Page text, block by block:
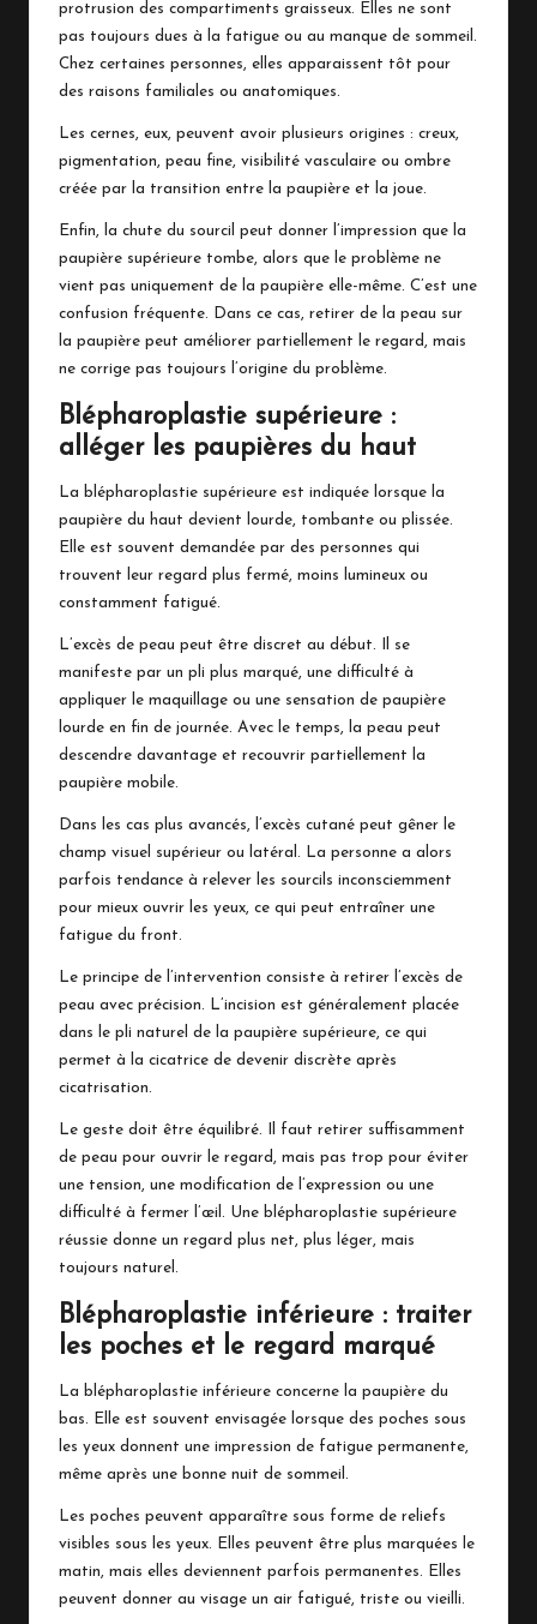
protrusion des compartiments graisseux. Elles ne sont
pas toujours dues à la fatigue ou au manque de sommeil.
Chez certaines personnes, elles apparaissent tôt pour
des raisons familiales ou anatomiques.
Les cernes, eux, peuvent avoir plusieurs origines : creux,
pigmentation, peau fine, visibilité vasculaire ou ombre
créée par la transition entre la paupière et la joue.
Enfin, la chute du sourcil peut donner l’impression que la
paupière supérieure tombe, alors que le problème ne
vient pas uniquement de la paupière elle-même. C’est une
confusion fréquente. Dans ce cas, retirer de la peau sur
la paupière peut améliorer partiellement le regard, mais
ne corrige pas toujours l’origine du problème.
Blépharoplastie supérieure :
alléger les paupières du haut
La blépharoplastie supérieure est indiquée lorsque la
paupière du haut devient lourde, tombante ou plissée.
Elle est souvent demandée par des personnes qui
trouvent leur regard plus fermé, moins lumineux ou
constamment fatigué.
L’excès de peau peut être discret au début. Il se
manifeste par un pli plus marqué, une difficulté à
appliquer le maquillage ou une sensation de paupière
lourde en fin de journée. Avec le temps, la peau peut
descendre davantage et recouvrir partiellement la
paupière mobile.
Dans les cas plus avancés, l’excès cutané peut gêner le
champ visuel supérieur ou latéral. La personne a alors
parfois tendance à relever les sourcils inconsciemment
pour mieux ouvrir les yeux, ce qui peut entraîner une
fatigue du front.
Le principe de l’intervention consiste à retirer l’excès de
peau avec précision. L’incision est généralement placée
dans le pli naturel de la paupière supérieure, ce qui
permet à la cicatrice de devenir discrète après
cicatrisation.
Le geste doit être équilibré. Il faut retirer suffisamment
de peau pour ouvrir le regard, mais pas trop pour éviter
une tension, une modification de l’expression ou une
difficulté à fermer l’œil. Une blépharoplastie supérieure
réussie donne un regard plus net, plus léger, mais
toujours naturel.
Blépharoplastie inférieure : traiter
les poches et le regard marqué
La blépharoplastie inférieure concerne la paupière du
bas. Elle est souvent envisagée lorsque des poches sous
les yeux donnent une impression de fatigue permanente,
même après une bonne nuit de sommeil.
Les poches peuvent apparaître sous forme de reliefs
visibles sous les yeux. Elles peuvent être plus marquées le
matin, mais elles deviennent parfois permanentes. Elles
peuvent donner au visage un air fatigué, triste ou vieilli.